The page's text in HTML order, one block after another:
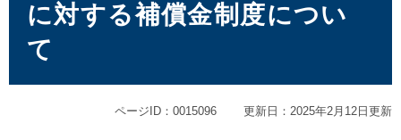
に対する補償金制度につい
て
ページID：0015096 更新日：2025年2月12日更新